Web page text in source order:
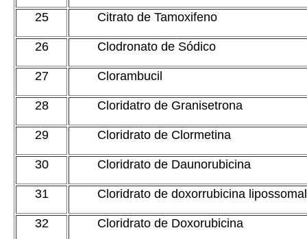
25 Citrato de Tamoxifeno
26 Clodronato de Sódico
27 Clorambucil
28 Cloridatro de Granisetrona
29 Cloridrato de Clormetina
30 Cloridrato de Daunorubicina
31 Cloridrato de doxorrubicina
32 Cloridrato de Doxorubicina